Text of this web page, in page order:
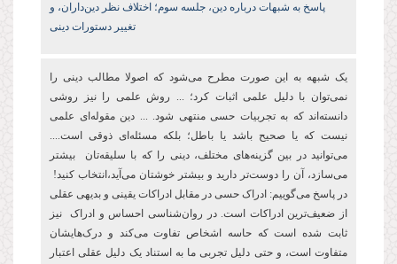
پاسخ به شبهات درباره دین،‌ جلسه سوم؛ اختلاف نظر دین‌داران، و
تغییر دستورات دینی
یک شبهه به این صورت مطرح می‌شود که اصولا مطالب دینی را
نمی‌توان با دلیل علمی اثبات کرد؛ ... روش علمی را نیز روشی
دانسته‌اند که به تجربیات حسی منتهی شود. ... دین مقوله‌ای علمی
نیست که یا صحیح باشد یا باطل؛ بلکه مسئله‌ای ذوقی است....
می‌توانید در بین گزینه‌های مختلف، دینی را که با سلیقه‌تان بیشتر
می‌سازد، آن را دوست‌تر دارید و بیشتر خوشتان می‌آید،‌انتخاب کنید!
در پاسخ می‌گوییم: ادراک حسی در مقابل ادراکات یقینی و بدیهی عقلی
از ضعیف‌ترین ادراکات است. در روان‌شناسی احساس و ادراک نیز
ثابت شده است که حاسه اشخاص تفاوت می‌کند و درک‌هایشان
متفاوت است، و حتی دلیل تجربی ما به استناد یک دلیل عقلی اعتبار